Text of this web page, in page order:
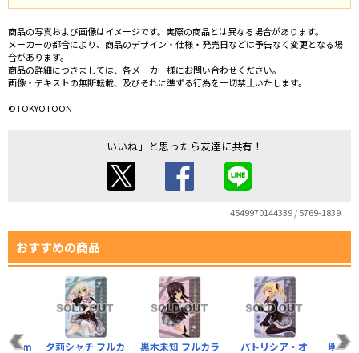
商品の写真および画像はイメージです。実際の商品とは異なる場合があります。
メーカーの都合により、商品のデザイン・仕様・発売日などは予告なく変更となる場
合があります。
商品の詳細につきましては、各メーカー様にお問い合わせください。
画像・テキストの無断転載、及びそれに準ずる行為を一切禁止いたします。
©TOKYOTOON
「いいね」と思ったら友達に共有！
4549970144339 / 5769-1839
おすすめの商品
黒木未知 フルカラ パトリシア・オ 明日
夕莉シャチ フルカ